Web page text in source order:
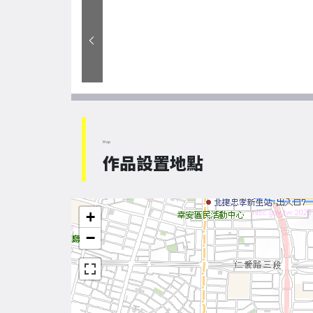
Map
作品設置地點
+
−